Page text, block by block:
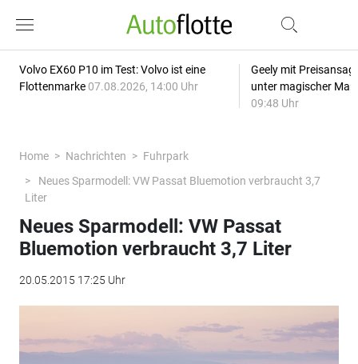
Volvo EX60 P10 im Test: Volvo ist eine
Flottenmarke 07.08.2026, 14:00 Uhr
Geely mit
unter magischer
09:48 Uhr
Home Nachrichten
Fuhrpark
Neues Sparmodell: VW Passat Bluemotion verbraucht 3,7
Liter
Neues Sparmodell: VW Passat
Bluemotion verbraucht 3,7 Liter
20.05.2015 17:25 Uhr